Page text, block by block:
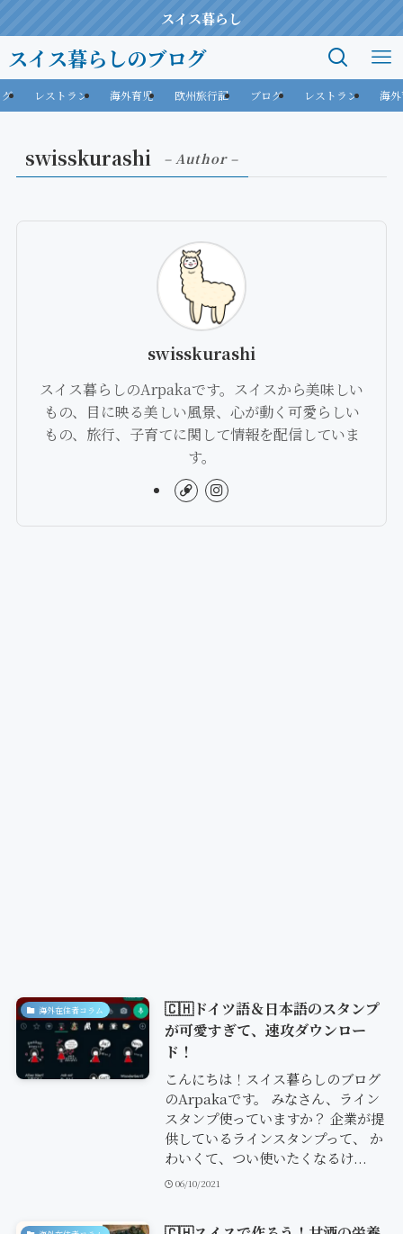
スイス暮らし
スイス暮らしのブログ
レストラン 海外育児 欧州旅行記 ブログ レストラン 海
swisskurashi – Author –
swisskurashi
スイス暮らしのArpakaです。スイスから美味しい
もの、目に映る美しい風景、心が動く可愛らしい
もの、旅行、子育てに関して情報を配信していま
す。
海外在住者コラム
🇨🇭ドイツ語＆日本語のスタンプ
が可愛すぎて、速攻ダウンロー
ド！
こんにちは！スイス暮らしのブログ
のArpakaです。 みなさん、ライン
スタンプ使っていますか？ 企業が提
供しているラインスタンプって、 か
わいくて、つい使いたくなるけ...
06/10/2021